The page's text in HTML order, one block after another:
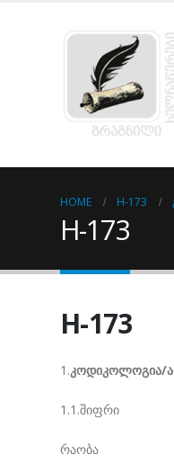
HOME H-173
H-173
H-173
1.კოდიკოლოგია/
რაობა